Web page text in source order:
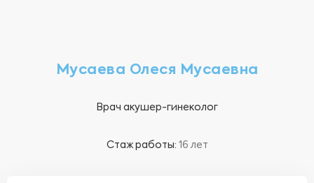
Мусаева Олеся Мусаевна
Врач акушер-гинеколог
Стаж работы: 16 лет